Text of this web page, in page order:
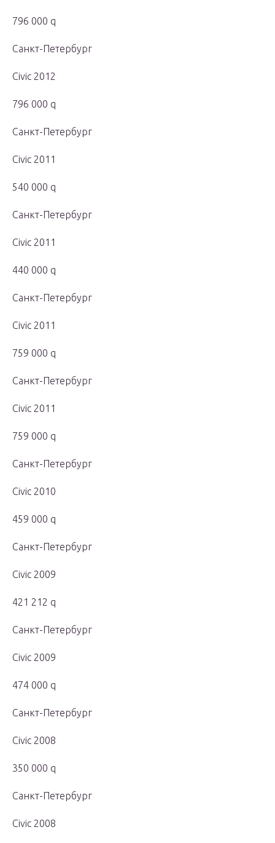
796 000 q
Санкт-Петербург
Civic 2012
796 000 q
Санкт-Петербург
Civic 2011
540 000 q
Санкт-Петербург
Civic 2011
440 000 q
Санкт-Петербург
Civic 2011
759 000 q
Санкт-Петербург
Civic 2011
759 000 q
Санкт-Петербург
Civic 2010
459 000 q
Санкт-Петербург
Civic 2009
421 212 q
Санкт-Петербург
Civic 2009
474 000 q
Санкт-Петербург
Civic 2008
350 000 q
Санкт-Петербург
Civic 2008